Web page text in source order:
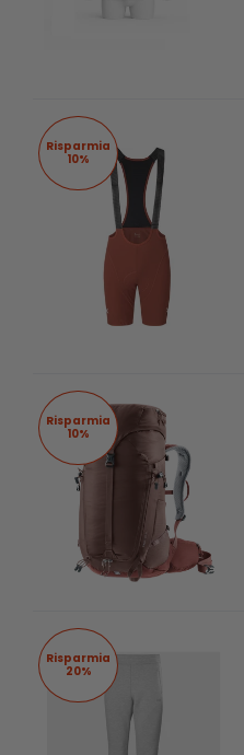
Risparmia
10%
Risparmia
10%
Risparmia
20%